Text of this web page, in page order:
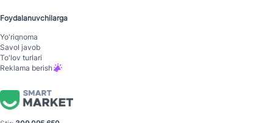
Foydalanuvchilarga
Yo'riqnoma
Savol javob
To'lov turlari
Reklama berish